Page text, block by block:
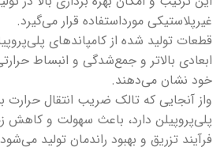
غیرپلاستیکی مورداستفاده قرار می‌گیرد.
قطعات تولید شده از کامپاندهای
ابعادی بالاتر و جمع‌شدگی و انبساط
خود نشان می‌دهند.
واز آنجایی که تالک ضریب انتقال
پلی‌پروپیلن دارد، باعث سهولت و
فرآیند تزریق و بهبود راندمان تولید می‌شود